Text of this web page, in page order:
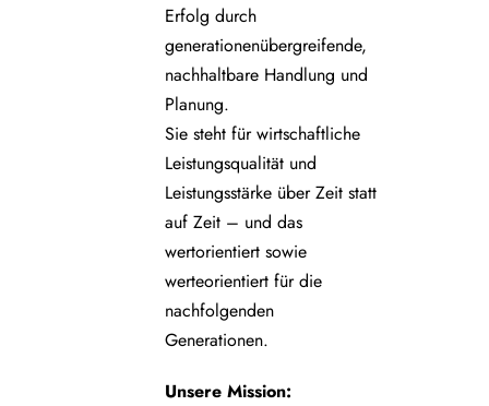
Erfolg durch
generationenübergreifende,
nachhaltbare Handlung und
Planung.
Sie steht für wirtschaftliche
Leistungsqualität und
Leistungsstärke über Zeit statt
auf Zeit – und das
wertorientiert sowie
werteorientiert für die
nachfolgenden
Generationen.
Unsere Mission: